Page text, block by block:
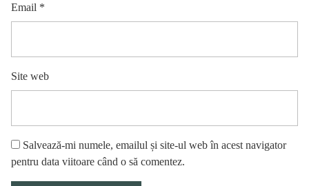
Email *
Site web
Salvează-mi numele, emailul și site-ul web în acest navigator
pentru data viitoare când o să comentez.